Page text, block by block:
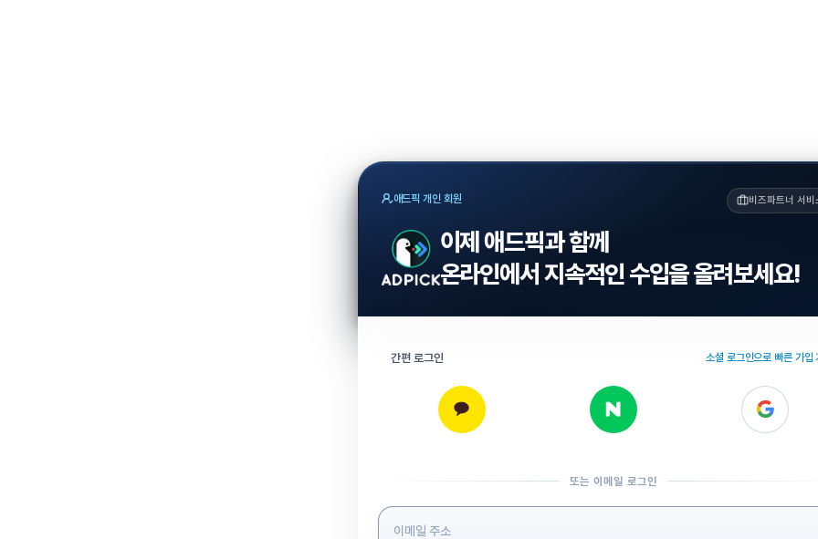
애드픽 개인 회원 비즈파트너 서비
이제 애드픽과 함께
온라인에서 지속적인 수입을 올려보세요!
간편 로그인 소셜 로그인으로 빠른 가입
또는 이메일 로그인
로그인 정보 입력